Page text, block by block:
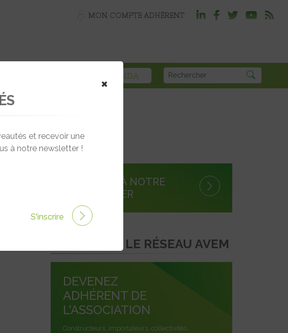
MON COMPTE ADHÉRENT
AGENDA
S'INSCRIRE À NOTRE
NEWSLETTER
REJOINDRE LE RÉSEAU AVEM
DEVENEZ
ADHÉRENT DE
L'ASSOCIATION
Constructeurs, importateurs, collectivités,
×
et recevoir une
à notre newsletter !
S'inscrire